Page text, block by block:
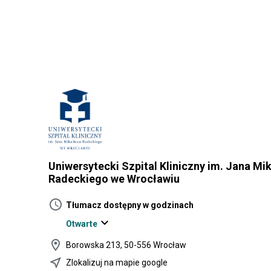
Uniwersytecki Szpital Kliniczny im. Jana
Radeckiego we Wrocławiu
schedule Tłumacz dostępny w godzinach
Otwarte expand_more
location_on
Borowska 213, 50-556 Wrocław
near_me Zlokalizuj na mapie google